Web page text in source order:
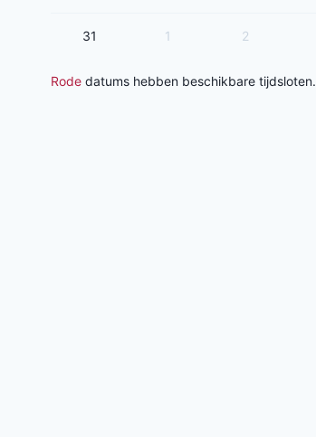
31 1 2
Rode datums hebben beschikbare tijdsloten.